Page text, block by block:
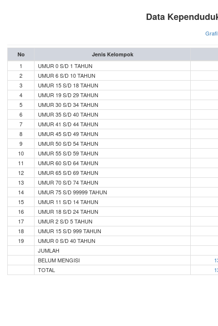
Data
No Jenis Kelompok
1
UMUR 0 S/D 1 TAHUN
2
UMUR 6 S/D 10 TAHUN
3
UMUR 15 S/D 18 TAHUN
4
UMUR 19 S/D 29 TAHUN
5
UMUR 30 S/D 34 TAHUN
6
UMUR 35 S/D 40 TAHUN
7
UMUR 41 S/D 44 TAHUN
8
UMUR 45 S/D 49 TAHUN
9
UMUR 50 S/D 54 TAHUN
10
UMUR 55 S/D 59 TAHUN
11
UMUR 60 S/D 64 TAHUN
12
UMUR 65 S/D 69 TAHUN
13
UMUR 70 S/D 74 TAHUN
14
UMUR 75 S/D 99999 TAHUN
15
UMUR 11 S/D 14 TAHUN
16
UMUR 18 S/D 24 TAHUN
17
UMUR 2 S/D 5 TAHUN
18
UMUR 15 S/D 999 TAHUN
19
UMUR 0 S/D 40 TAHUN
JUMLAH
BELUM MENGISI
TOTAL